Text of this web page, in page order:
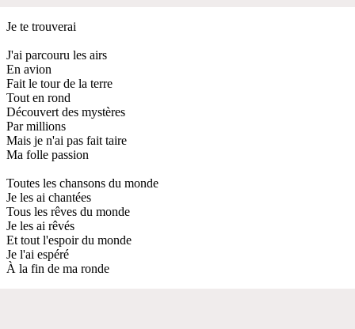
Je te trouverai
J'ai parcouru les airs
En avion
Fait le tour de la terre
Tout en rond
Découvert des mystères
Par millions
Mais je n'ai pas fait taire
Ma folle passion
Toutes les chansons du monde
Je les ai chantées
Tous les rêves du monde
Je les ai rêvés
Et tout l'espoir du monde
Je l'ai espéré
À la fin de ma ronde